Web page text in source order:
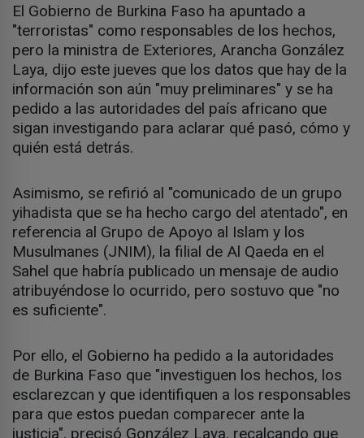
El Gobierno de Burkina Faso ha apuntado a
"terroristas" como responsables de los hechos,
pero la ministra de Exteriores, Arancha González
Laya, dijo este jueves que los datos que hay de la
información son aún "muy preliminares" y se ha
pedido a las autoridades del país africano que
sigan investigando para aclarar qué pasó, cómo y
quién está detrás.
Asimismo, se refirió al "comunicado de un grupo
yihadista que se ha hecho cargo del atentado", en
referencia al Grupo de Apoyo al Islam y los
Musulmanes (JNIM), la filial de Al Qaeda en el
Sahel que habría publicado un mensaje de audio
atribuyéndose lo ocurrido, pero sostuvo que "no
es suficiente".
Por ello, el Gobierno ha pedido a la autoridades
de Burkina Faso que "investiguen los hechos, los
esclarezcan y que identifiquen a los responsables
para que estos puedan comparecer ante la
justicia", precisó González Laya, recalcando que